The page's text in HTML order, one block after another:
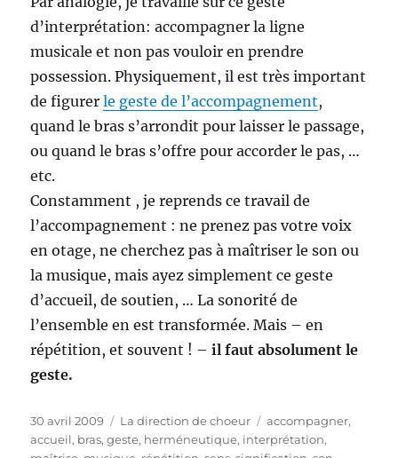
d’interprétation: accompagner la ligne
musicale et non pas vouloir en prendre
possession. Physiquement, il est très important
de figurerle geste de l’accompagnement,
quand le bras s’arrondit pour laisser le passage,
ou quand le bras s’offre pour accorder le pas, …
etc.
Constamment , je reprends ce travail de
l’accompagnement : ne prenez pas votre voix
en otage, ne cherchez pas à maîtriser le son ou
la musique, mais ayez simplement ce geste
d’accueil, de soutien, … La sonorité de
l’ensemble en est transformée. Mais – en
répétition, et souvent ! –il faut absolument le
geste.
Publié
le
30 avril 2009 Catégories
La direction de choeur Étiquettes
accompagner,
accueil, bras,geste, herméneutique, interprétation,